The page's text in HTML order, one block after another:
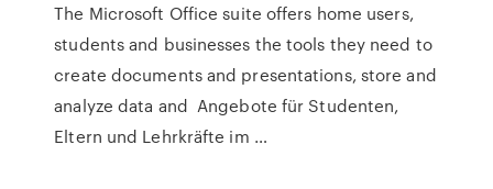
The Microsoft Office suite offers home users,
students and businesses the tools they need to
create documents and presentations, store and
analyze data and Angebote für Studenten,
Eltern und Lehrkräfte im …